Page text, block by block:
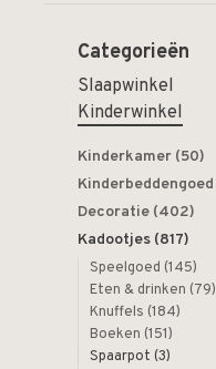
Categorieën
Slaapwinkel
Kinderwinkel
Kinderkamer (50)
Kinderbeddengoed
Decoratie (402)
Kadootjes (817)
Speelgoed (145)
Eten & drinken (79)
Knuffels (184)
Boeken (151)
Spaarpot (3)